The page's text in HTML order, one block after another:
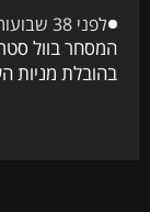
לפני 38 שבועות
המסחר בוול
בהובלת מניות